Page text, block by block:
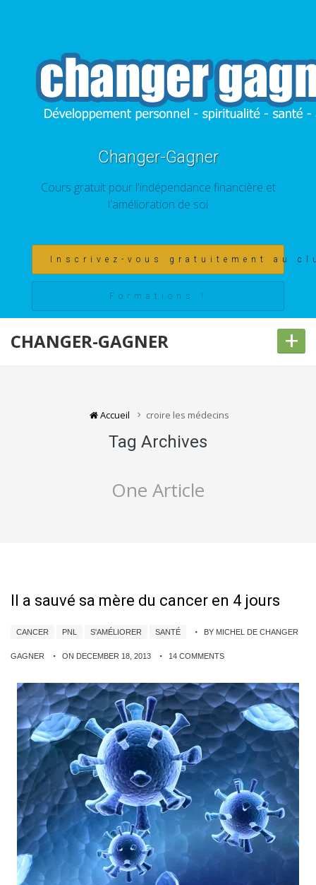
Changer-Gagner
Cours gratuit pour l'indépendance financière et
l'amélioration de soi
Inscrivez-vous gratuitement au
Formations !
CHANGER-GAGNER +
Accueil croire les médecins
Tag Archives
One Article
Il a sauvé sa mère du cancer en 4 jours
CANCER PNL S'AMÉLIORER SANTÉ BY MICHEL DE CHANGER
GAGNER ON DECEMBER 18, 2013 14 COMMENTS